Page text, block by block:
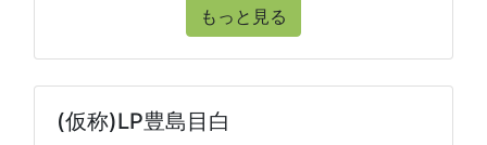
もっと見る
(仮称)LP豊島目白